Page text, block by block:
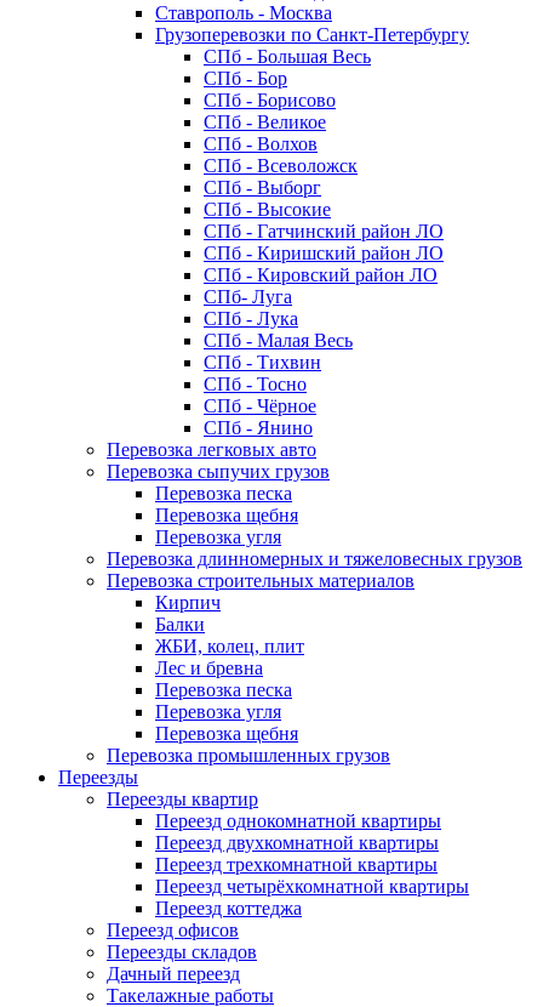
Ставрополь - Москва
Грузоперевозки по Санкт-Петербургу
СПб - Большая Весь
СПб - Бор
СПб - Борисово
СПб - Великое
СПб - Волхов
СПб - Всеволожск
СПб - Выборг
СПб - Высокие
СПб - Гатчинский район ЛО
СПб - Киришский район ЛО
СПб - Кировский район ЛО
СПб- Луга
СПб - Лука
СПб - Малая Весь
СПб - Тихвин
СПб - Тосно
СПб - Чёрное
СПб - Янино
Перевозка легковых авто
Перевозка сыпучих грузов
Перевозка песка
Перевозка щебня
Перевозка угля
Перевозка длинномерных и тяжеловесных грузов
Перевозка строительных материалов
Кирпич
Балки
ЖБИ, колец, плит
Лес и бревна
Перевозка песка
Перевозка угля
Перевозка щебня
Перевозка промышленных грузов
Переезды
Переезды квартир
Переезд однокомнатной квартиры
Переезд двухкомнатной квартиры
Переезд трехкомнатной квартиры
Переезд четырёхкомнатной квартиры
Переезд коттеджа
Переезд офисов
Переезды складов
Дачный переезд
Такелажные работы